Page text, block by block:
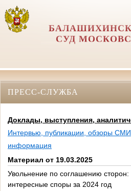
СУД
ПРЕСС-СЛУЖБА
Доклады, выступления,
Интервью, публикации, обзоры СМИ
информация
Материал от 19.03.2025
Увольнение по соглашению сторон:
интересные споры за 2024 год